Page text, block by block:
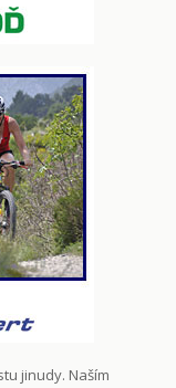
jinudy. Naším